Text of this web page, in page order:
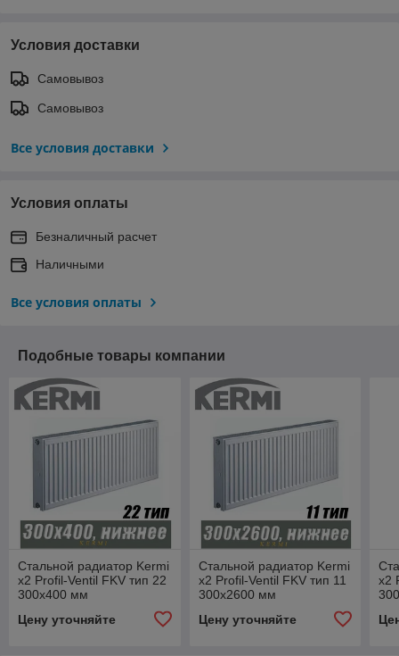
Условия доставки
Самовывоз
Самовывоз
Все условия доставки
Условия оплаты
Безналичный расчет
Наличными
Все условия оплаты
Подобные товары компании
Стальной радиатор Kermi
x2 Profil-Ventil FKV тип 22
300x400 мм
Цену уточняйте
Стальной радиатор Kermi
x2 Profil-Ventil FKV тип 11
300x2600 мм
Цену уточняйте
x2